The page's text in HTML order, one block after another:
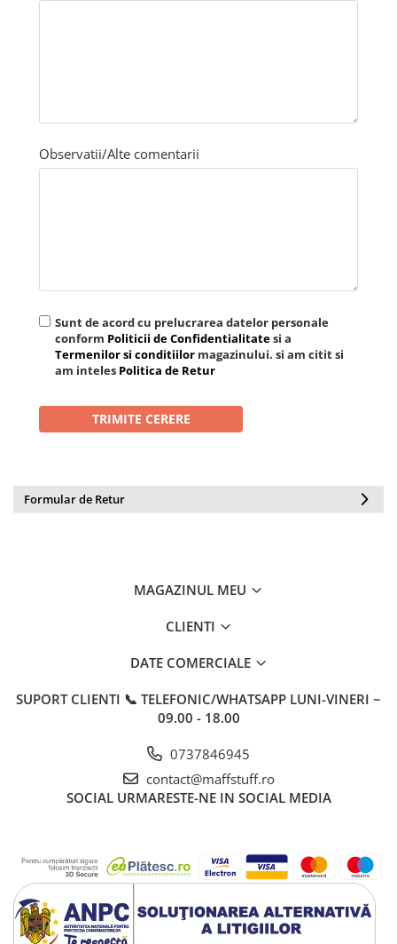
Observatii/Alte comentarii
Sunt de acord cu prelucrarea datelor personale
conform Politicii de Confidentialitatesi a
Termenilor si conditiilor magazinului. si am citit si
am inteles Politica de Retur
Formular de Retur
MAGAZINUL MEU
CLIENTI
DATE COMERCIALE
SUPORT CLIENTI 📞 TELEFONIC/WHATSAPP LUNI-VINERI ~
09.00 - 18.00
0737846945
contact@maffstuff.ro
SOCIAL URMARESTE-NE IN SOCIAL MEDIA